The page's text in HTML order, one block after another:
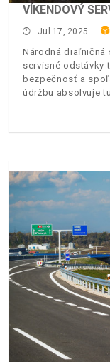
VÍKENDOVÝ
Jul 17, 2025
Národná diaľničná
servisné odstávky
bezpečnosť a
údržbu absolvuje